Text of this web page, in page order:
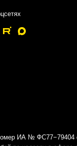
ИА № ФС77−79404